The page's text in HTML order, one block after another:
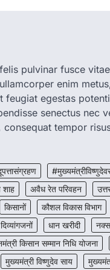
pulvinar fusce
enim
feugiat egestas
senectus nec
tempor
शाह अवैध रेत परिवहन
किसानों कौशल विकास विभाग
दिव्यांगजनों धान खरीदी
किसान सम्मान निधि योजना
मुख्यमंत्री विष्णुदेव साय